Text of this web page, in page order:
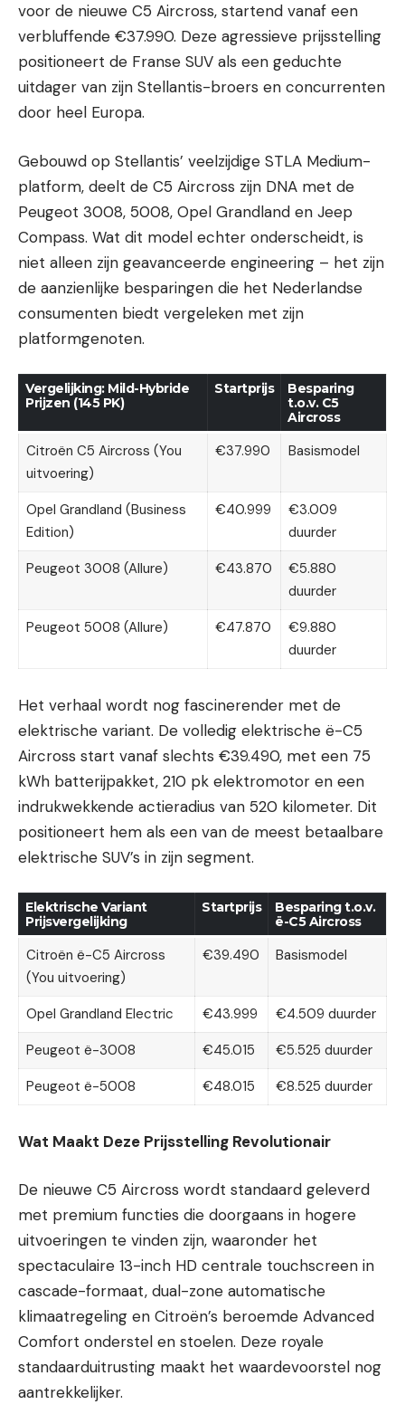
voor de nieuwe C5 Aircross, startend vanaf een
verbluffende €37.990. Deze agressieve prijsstelling
positioneert de Franse SUV als een geduchte
uitdager van zijn Stellantis-broers en concurrenten
door heel Europa.
Gebouwd op Stellantis’ veelzijdige STLA Medium-
platform, deelt de C5 Aircross zijn DNA met de
Peugeot 3008, 5008, Opel Grandland en Jeep
Compass. Wat dit model echter onderscheidt, is
niet alleen zijn geavanceerde engineering – het zijn
de aanzienlijke besparingen die het Nederlandse
consumenten biedt vergeleken met zijn
platformgenoten.
Vergelijking: Mild-Hybride
Prijzen (145 PK)
Startprijs
Besparing
t.o.v. C5
Aircross
Citroën C5 Aircross (You
uitvoering)
€37.990 Basismodel
Opel Grandland (Business
Edition)
€40.999
€3.009
duurder
Peugeot 3008 (Allure)
€43.870
€5.880
duurder
Peugeot 5008 (Allure)
€47.870
€9.880
duurder
Het verhaal wordt nog fascinerender met de
elektrische variant. De volledig elektrische ë-C5
Aircross start vanaf slechts €39.490, met een 75
kWh batterijpakket, 210 pk elektromotor en een
indrukwekkende actieradius van 520 kilometer. Dit
positioneert hem als een van de meest betaalbare
elektrische SUV’s in zijn segment.
Elektrische Variant
Prijsvergelijking
Startprijs
Besparing t.o.v.
ë-C5 Aircross
Citroën ë-C5 Aircross
(You uitvoering)
€39.490 Basismodel
Opel Grandland Electric €43.999
€4.509 duurder
Peugeot ë-3008
€45.015
€5.525 duurder
Peugeot ë-5008
€48.015 €8.525 duurder
Wat Maakt Deze Prijsstelling Revolutionair
De nieuwe C5 Aircross wordt standaard geleverd
met premium functies die doorgaans in hogere
uitvoeringen te vinden zijn, waaronder het
spectaculaire 13-inch HD centrale touchscreen in
cascade-formaat, dual-zone automatische
klimaatregeling en Citroën’s beroemde Advanced
Comfort onderstel en stoelen. Deze royale
standaarduitrusting maakt het waardevoorstel nog
aantrekkelijker.